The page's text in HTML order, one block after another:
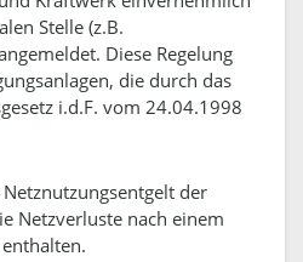
Stelle (z.B.
Diese Regelung
die durch das
i.d.F. vom 24.04.1998
der
Netzverluste nach einem